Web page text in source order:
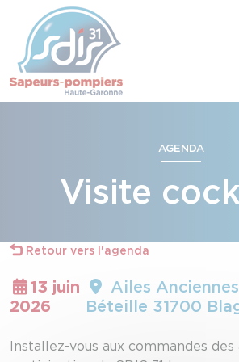
AGENDA
Visite
Retour vers l'agenda
13 juin
2026
Ailes
Béteille 31700
Installez-vous aux commandes des
Panneau de gestion des cookies